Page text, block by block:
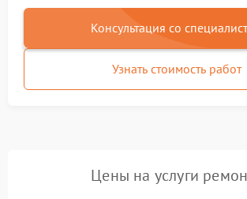
Консультация со
Узнать стоимость работ
Цены на услуги